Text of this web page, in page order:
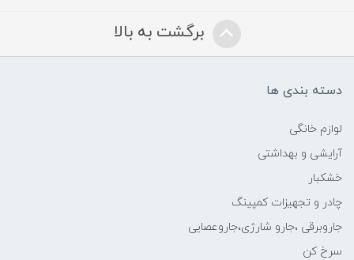
برگشت به بالا
دسته بندی ها
لوازم خانگی
آرایشی و بهداشتی
خشکبار
چادر و تجهیزات کمپینگ
جاروبرقی ،جارو شارژی،جاروعصایی
سرخ کن